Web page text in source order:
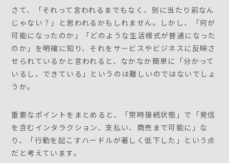
さて、「それって言われるまでもなく、別に当たり前なん
じゃない？」と思われるかもしれません。しかし、「何が
可能になったのか」「どのような生活様式が普通になった
のか」を明確に知り、それをサービスやビジネスに反映さ
せられているかと言われると、なかなか簡単に「分かって
いるし、できている」というのは難しいのではないでしょ
うか。
重要なポイントをまとめると、「常時接続状態」で「発信
を含むインタラクション、支払い、商売まで可能に」な
り、「行動を起こすハードルが著しく低下した」という点
だと考えています。